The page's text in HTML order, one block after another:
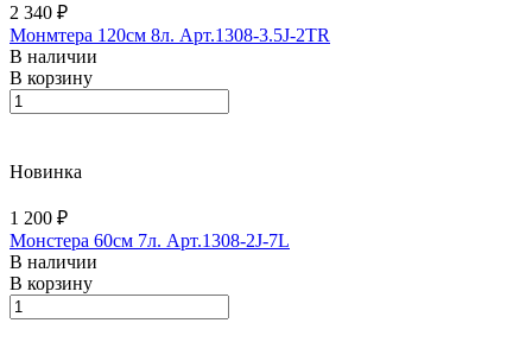
2 340 ₽
Монмтера 120см 8л. Арт.1308-3.5J-2TR
В наличии
В корзину
Новинка
1 200 ₽
Монстера 60см 7л. Арт.1308-2J-7L
В наличии
В корзину